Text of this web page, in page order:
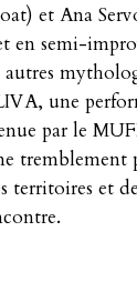
et Ana
semi-
une
par le
territoires et